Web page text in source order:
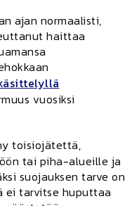
ajan normaalisti,
haittaa
vuosiksi
toisiojätettä,
tai piha-alueille ja
suojauksen tarve on
ei tarvitse huputtaa